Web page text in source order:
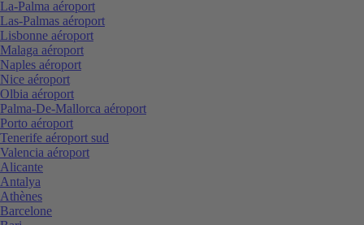
La-Palma aéroport
Las-Palmas aéroport
Lisbonne aéroport
Malaga aéroport
Naples aéroport
Nice aéroport
Olbia aéroport
Palma-De-Mallorca aéroport
Porto aéroport
Tenerife aéroport sud
Valencia aéroport
Alicante
Antalya
Athènes
Barcelone